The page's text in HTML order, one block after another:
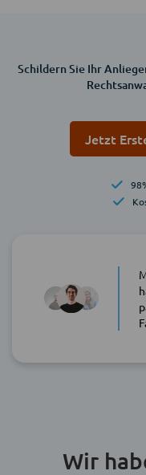
Schildern Sie Ihr
Jetzt
Wir